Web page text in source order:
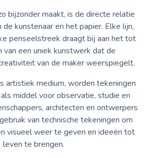
bijzonder maakt, is de directe relatie
de kunstenaar en het papier. Elke lijn,
penseelstreek draagt bij aan het tot
van een uniek kunstwerk dat de
van de maker weerspiegelt.
artistiek medium, worden tekeningen
middel voor observatie, studie en
architecten en ontwerpers
van technische tekeningen om
visueel weer te geven en ideeën tot
leven te brengen.